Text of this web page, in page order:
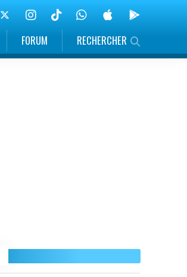
FORUM RECHERCHER